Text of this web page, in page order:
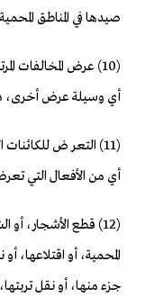
صيدها في المناطق
(10) عرض المخالفات
أي وسيلة عرض أخرى،
(11) التعر ض للكائنات
أي من الأفعال التي
(12) قطع الأشجار، أو
المحمية، أو اقتلاعها،
جزء منها، أو نقل